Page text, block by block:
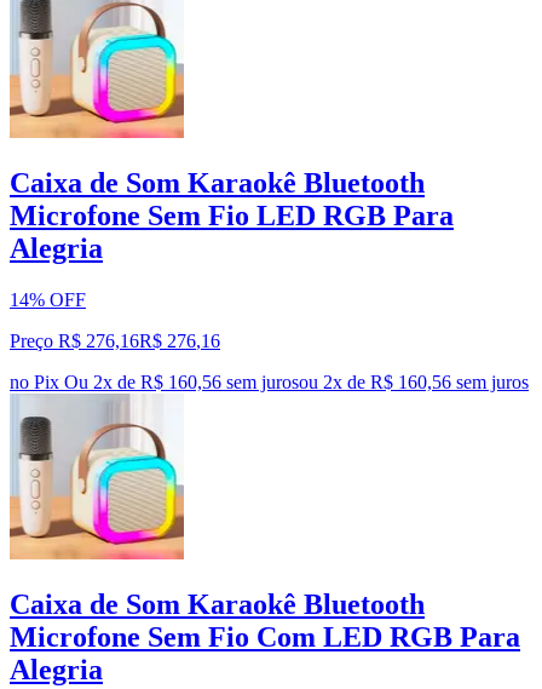
Caixa de Som Karaokê Bluetooth
Microfone Sem Fio LED RGB Para
Alegria
14% OFF
Preço R$ 276,16R$ 276,16
no Pix Ou 2x de R$ 160,56 sem jurosou 2x de R$ 160,56 sem juros
Caixa de Som Karaokê Bluetooth
Microfone Sem Fio Com LED RGB Para
Alegria